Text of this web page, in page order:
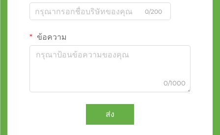
0/200
ข้อความ
0/1000
ส่ง